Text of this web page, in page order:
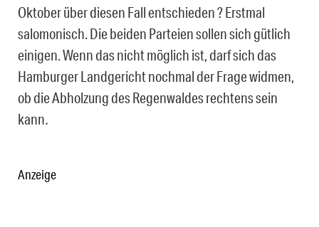
Oktober über diesen Fall entschieden ? Erstmal
salomonisch. Die beiden Parteien sollen sich gütlich
einigen. Wenn das nicht möglich ist, darf sich das
Hamburger Landgericht nochmal der Frage widmen,
ob die Abholzung des Regenwaldes rechtens sein
kann.
Anzeige